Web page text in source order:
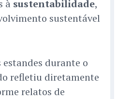
à sustentabilidade,
sustentável
durante o
refletiu diretamente
relatos de